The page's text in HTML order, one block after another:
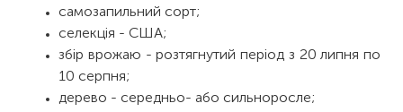
самозапильний сорт;
селекція - США;
збір врожаю - розтягнутий період з 20 липня по
10 серпня;
дерево - середньо- або сильноросле;